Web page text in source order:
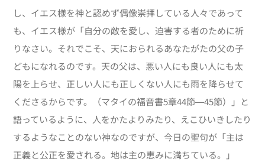
し、イエス様を神と認めず偶像崇拝している人々であって
も、イエス様が「自分の敵を愛し、迫害する者のために祈
りなさい。それでこそ、天におられるあなたがたの父の子
どもになれるのです。天の父は、悪い人にも良い人にも太
陽を上らせ、正しい人にも正しくない人にも雨を降らせて
くださるからです。（マタイの福音書5章44節―45節）」と
語っているように、人をかたよりみたり、えこひいきしたり
するようなことのない神なのですが、今日の聖句が「主は
正義と公正を愛される。地は主の恵みに満ちている。」